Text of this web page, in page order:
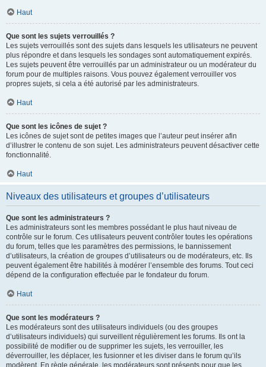
Haut
Que sont les sujets verrouillés ?
Les sujets verrouillés sont des sujets dans lesquels les utilisateurs ne peuvent
plus répondre et dans lesquels les sondages sont automatiquement expirés.
Les sujets peuvent être verrouillés par un administrateur ou un modérateur du
forum pour de multiples raisons. Vous pouvez également verrouiller vos
propres sujets, si cela a été autorisé par les administrateurs.
Haut
Que sont les icônes de sujet ?
Les icônes de sujet sont de petites images que l’auteur peut insérer afin
d’illustrer le contenu de son sujet. Les administrateurs peuvent désactiver cette
fonctionnalité.
Haut
Niveaux des utilisateurs et groupes d’utilisateurs
Que sont les administrateurs ?
Les administrateurs sont les membres possédant le plus haut niveau de
contrôle sur le forum. Ces utilisateurs peuvent contrôler toutes les opérations
du forum, telles que les paramètres des permissions, le bannissement
d’utilisateurs, la création de groupes d’utilisateurs ou de modérateurs, etc. Ils
peuvent également être habilités à modérer l’ensemble des forums. Tout ceci
dépend de la configuration effectuée par le fondateur du forum.
Haut
Que sont les modérateurs ?
Les modérateurs sont des utilisateurs individuels (ou des groupes
d’utilisateurs individuels) qui surveillent régulièrement les forums. Ils ont la
possibilité de modifier ou de supprimer les sujets, les verrouiller, les
déverrouiller, les déplacer, les fusionner et les diviser dans le forum qu’ils
modèrent. En règle générale, les modérateurs sont présents pour que les